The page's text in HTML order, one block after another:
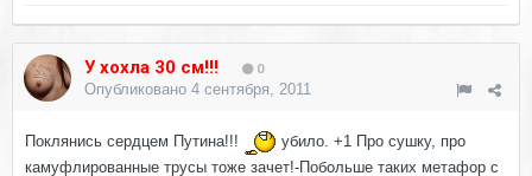
У хохла 30 см!!! 0
Опубликовано 4 сентября, 2011
Поклянись сердцем Путина!!!
убило. +1 Про сушку, про
камуфлированные трусы тоже зачет!-Побольше таких метафор с